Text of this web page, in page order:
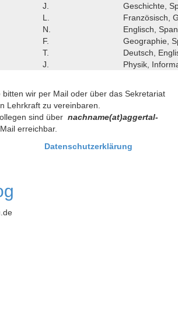
J.
Geschichte,
L.
Französisch,
N.
Englisch,
F.
Geographie,
T.
Deutsch,
J. Physik,
wir per Mail oder über das Sekretariat
Lehrkraft zu vereinbaren.
sind über nachname(at)aggertal-
erreichbar.
Datenschutzerklärung